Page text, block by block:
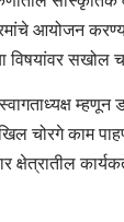
आयोजन
विषयांवर सखोल
चोरगे काम